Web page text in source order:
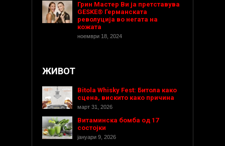
Грин Мастер Ви ја претставува
GESKE® Германската
револуција во негата на
кожата
ноември 18, 2024
ЖИВОТ
Bitola Whisky Fest: Битола како
сцена, вискито како причина
март 31, 2026
Витаминска бомба од 17
состојки
јануари 9, 2026